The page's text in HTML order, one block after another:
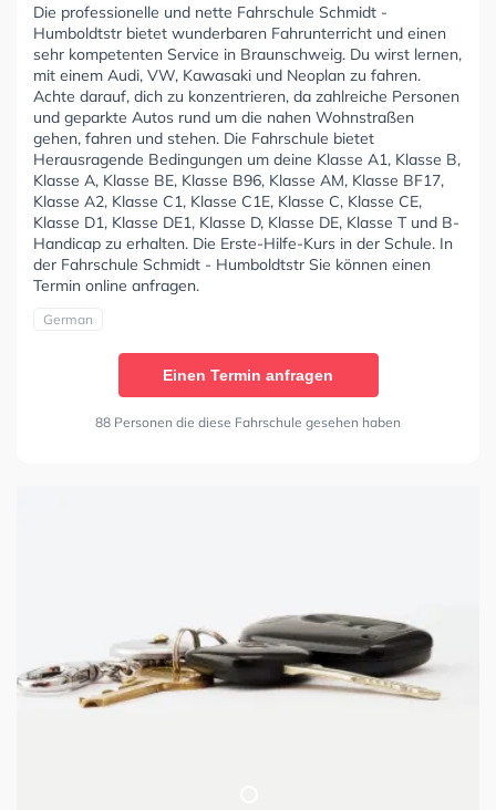
Die professionelle und nette Fahrschule Schmidt -
Humboldtstr bietet wunderbaren Fahrunterricht und einen
sehr kompetenten Service in Braunschweig. Du wirst lernen,
mit einem Audi, VW, Kawasaki und Neoplan zu fahren.
Achte darauf, dich zu konzentrieren, da zahlreiche Personen
und geparkte Autos rund um die nahen Wohnstraßen
gehen, fahren und stehen. Die Fahrschule bietet
Herausragende Bedingungen um deine Klasse A1, Klasse B,
Klasse A, Klasse BE, Klasse B96, Klasse AM, Klasse BF17,
Klasse A2, Klasse C1, Klasse C1E, Klasse C, Klasse CE,
Klasse D1, Klasse DE1, Klasse D, Klasse DE, Klasse T und B-
Handicap zu erhalten. Die Erste-Hilfe-Kurs in der Schule. In
der Fahrschule Schmidt - Humboldtstr Sie können einen
Termin online anfragen.
German
Einen Termin anfragen
88 Personen die diese Fahrschule gesehen haben